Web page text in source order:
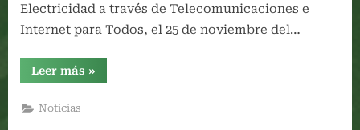
Electricidad a través de Telecomunicaciones e
Internet para Todos, el 25 de noviembre del…
Leer más “INSTALACIÓN
DE
»
Noticias